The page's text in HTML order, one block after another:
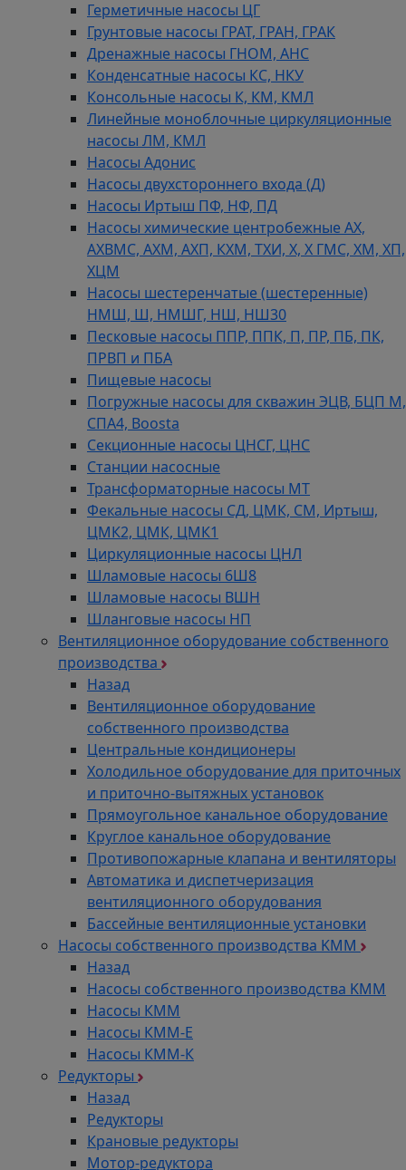
Герметичные насосы ЦГ
Грунтовые насосы ГРАТ, ГРАН, ГРАК
Дренажные насосы ГНОМ, АНС
Конденсатные насосы КС, НКУ
Консольные насосы К, КМ, КМЛ
Линейные моноблочные циркуляционные
насосы ЛМ, КМЛ
Насосы Адонис
Насосы двухстороннего входа (Д)
Насосы Иртыш ПФ, НФ, ПД
Насосы химические центробежные АХ,
АХВМС, АХМ, АХП, КХМ, ТХИ, Х, Х ГМС, ХМ, ХП,
ХЦМ
Насосы шестеренчатые (шестеренные)
НМШ, Ш, НМШГ, НШ, НШ30
Песковые насосы ППР, ППК, П, ПР, ПБ, ПК,
ПРВП и ПБА
Пищевые насосы
Погружные насосы для скважин ЭЦВ, БЦП М,
СПА4, Boosta
Секционные насосы ЦНСГ, ЦНС
Станции насосные
Трансформаторные насосы МТ
Фекальные насосы СД, ЦМК, СМ, Иртыш,
ЦМК2, ЦМК, ЦМК1
Циркуляционные насосы ЦНЛ
Шламовые насосы 6Ш8
Шламовые насосы ВШН
Шланговые насосы НП
Вентиляционное оборудование собственного
производства
Назад
Вентиляционное оборудование
собственного производства
Центральные кондиционеры
Холодильное оборудование для приточных
и приточно-вытяжных установок
Прямоугольное канальное оборудование
Круглое канальное оборудование
Противопожарные клапана и вентиляторы
Автоматика и диспетчеризация
вентиляционного оборудования
Бассейные вентиляционные установки
Насосы собственного производства KMM
Назад
Насосы собственного производства KMM
Насосы КММ
Насосы КММ-Е
Насосы КММ-К
Редукторы
Назад
Редукторы
Крановые редукторы
Мотор-редуктора